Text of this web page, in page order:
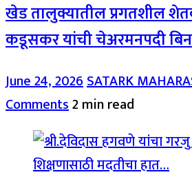
खेड तालुक्यातील प्रगतशील
कडूसकर यांची चेअरमनपदी
June 24, 2026SATARK
Comments2 min read